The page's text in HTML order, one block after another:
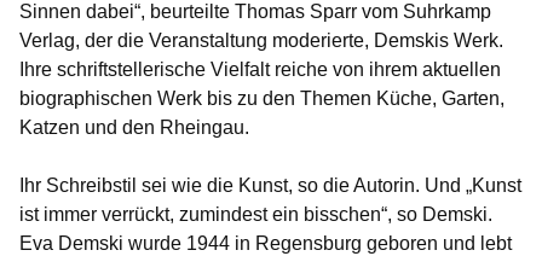
Sinnen dabei“, beurteilte Thomas Sparr vom Suhrkamp
Verlag, der die Veranstaltung moderierte, Demskis Werk.
Ihre schriftstellerische Vielfalt reiche von ihrem aktuellen
biographischen Werk bis zu den Themen Küche, Garten,
Katzen und den Rheingau.
Ihr Schreibstil sei wie die Kunst, so die Autorin. Und „Kunst
ist immer verrückt, zumindest ein bisschen“, so Demski.
Eva Demski wurde 1944 in Regensburg geboren und lebt